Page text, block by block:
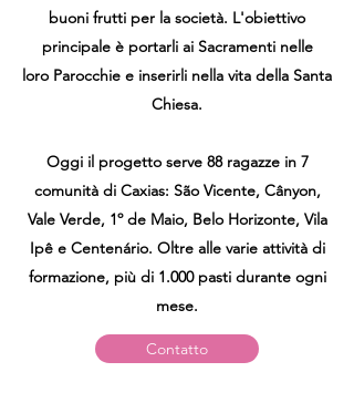
buoni frutti per la società. L'obiettivo
principale è portarli ai Sacramenti nelle
loro Parocchie e inserirli nella vita della Santa
Chiesa.
Oggi il progetto serve 88 ragazze in 7
comunità di Caxias: São Vicente, Cânyon,
Vale Verde, 1º de Maio, Belo Horizonte, Vila
Ipê e Centenário. Oltre alle varie attività di
formazione, più di 1.000 pasti durante ogni
mese.
Contatto